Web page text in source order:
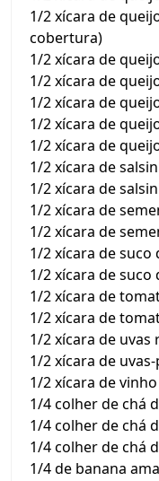
1/2 xícara de
cobertura)
1/2 xícara de
1/2 xícara de
1/2 xícara de
1/2 xícara de
1/2 xícara de
1/2 xícara de
1/2 xícara de
1/2 xícara de
1/2 xícara de
1/2 xícara de suco
1/2 xícara de
1/2 xícara de
1/2 xícara de
1/2 xícara de uvas
1/2 xícara de
1/2 xícara de
1/4 colher de chá
1/4 colher de chá
1/4 colher de chá
1/4 de banana